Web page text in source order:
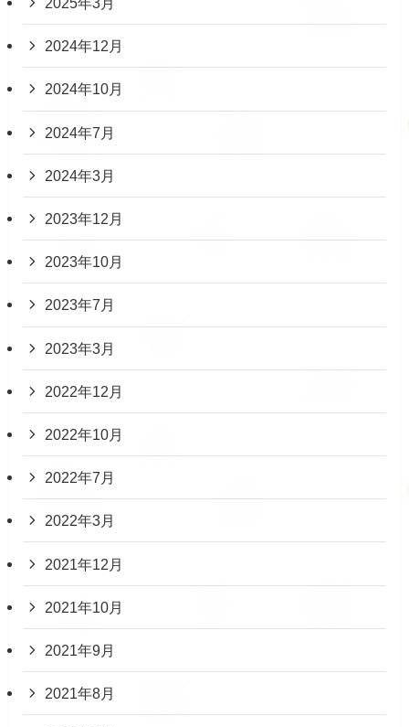
2024年12月
2024年10月
2024年7月
2024年3月
2023年12月
2023年10月
2023年7月
2023年3月
2022年12月
2022年10月
2022年7月
2022年3月
2021年12月
2021年10月
2021年9月
2021年8月